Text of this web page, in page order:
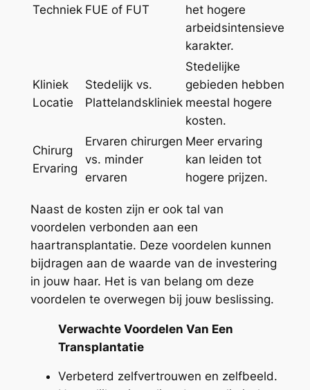
Techniek FUE of FUT
het hogere
arbeidsintensieve
karakter.
Kliniek
Locatie
Stedelijk vs.
Plattelandskliniek
Stedelijke
gebieden hebben
meestal hogere
kosten.
Chirurg
Ervaring
Ervaren chirurgen
vs. minder
ervaren
Meer ervaring
kan leiden tot
hogere prijzen.
Naast de kosten zijn er ook tal van
voordelen verbonden aan een
haartransplantatie. Deze voordelen kunnen
bijdragen aan de waarde van de investering
in jouw haar. Het is van belang om deze
voordelen te overwegen bij jouw beslissing.
Verwachte Voordelen Van Een
Transplantatie
Verbeterd zelfvertrouwen en zelfbeeld.